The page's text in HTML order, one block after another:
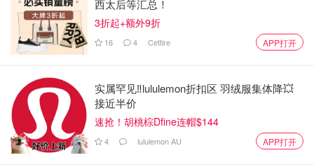
西太后等汇总！
3折起+额外9折
16 4 Cettire APP打开
实属罕见‼️lululemon折扣区 羽绒服集体降💥
接近半价
速抢！胡桃棕Dfine连帽$144
4 lululemon AU APP打开